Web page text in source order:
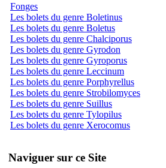
Fonges
Les bolets du genre Boletinus
Les bolets du genre Boletus
Les bolets du genre Chalciporus
Les bolets du genre Gyrodon
Les bolets du genre Gyroporus
Les bolets du genre Leccinum
Les bolets du genre Porphyrellus
Les bolets du genre Strobilomyces
Les bolets du genre Suillus
Les bolets du genre Tylopilus
Les bolets du genre Xerocomus
Naviguer sur ce Site